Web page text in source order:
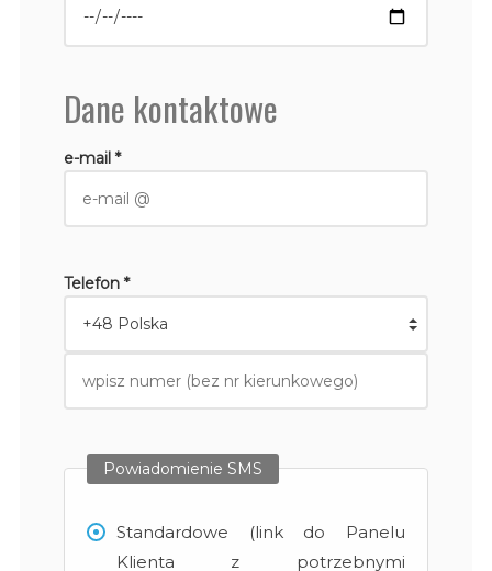
Dane kontaktowe
e-mail *
Telefon *
Powiadomienie SMS
Standardowe (link do Panelu
Klienta z potrzebnymi